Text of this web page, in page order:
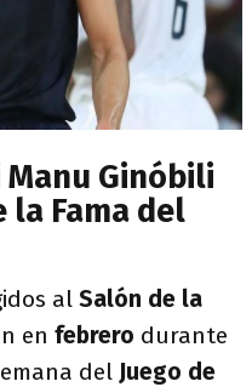
Manu Ginóbili
la Fama del
al Salón de la
en febrero durante
del Juego de